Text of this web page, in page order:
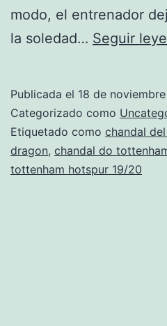
modo, el entrenador
la soledad… Seguir
Publicada el 18 de
Categorizado como
Etiquetado como chandal
dragon, chandal do
tottenham hotspur 19/20